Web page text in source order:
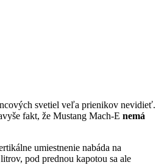
svetiel veľa prienikov nevidieť.
fakt, že Mustang Mach-E nemá
umiestnenie nabáda na
pod prednou kapotou sa ale